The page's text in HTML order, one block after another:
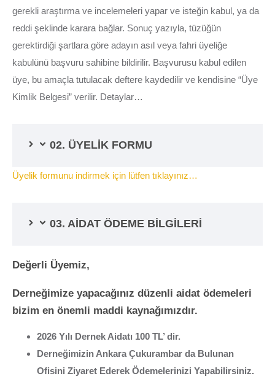
gerekli araştırma ve incelemeleri yapar ve isteğin kabul, ya da
reddi şeklinde karara bağlar. Sonuç yazıyla, tüzüğün
gerektirdiği şartlara göre adayın asıl veya fahri üyeliğe
kabulünü başvuru sahibine bildirilir. Başvurusu kabul edilen
üye, bu amaçla tutulacak deftere kaydedilir ve kendisine “Üye
Kimlik Belgesi” verilir. Detaylar…
02. ÜYELİK FORMU
Üyelik formunu indirmek için lütfen tıklayınız…
03. AİDAT ÖDEME BİLGİLERİ
Değerli Üyemiz,
Derneğimize yapacağınız düzenli aidat ödemeleri
bizim en önemli maddi kaynağımızdır.
2026 Yılı Dernek Aidatı 100 TL’ dir.
Derneğimizin Ankara Çukurambar da Bulunan
Ofisini Ziyaret Ederek Ödemelerinizi Yapabilirsiniz.